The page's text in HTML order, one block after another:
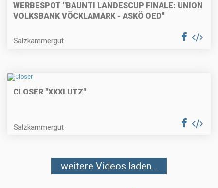
WERBESPOT "BAUNTI LANDESCUP FINALE: UNION
VOLKSBANK VÖCKLAMARK - ASKÖ OED"
Salzkammergut
CLOSER "XXXLUTZ"
Salzkammergut
weitere Videos laden...